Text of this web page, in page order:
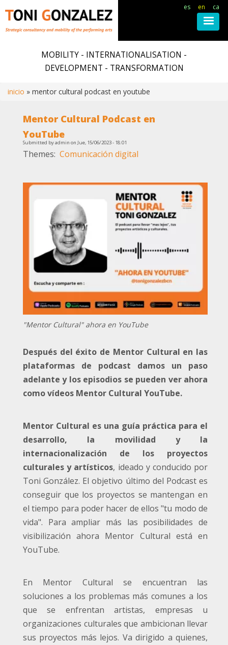
MOBILITY - INTERNATIONALISATION -
DEVELOPMENT - TRANSFORMATION
Breadcrumb
inicio mentor cultural podcast en youtube
es en ca
Mentor Cultural Podcast en
YouTube
Submitted byadmin on Jue, 15/06/2023 - 18:01
Themes Comunicación digital
"Mentor Cultural" ahora en YouTube
Después del éxito de Mentor Cultural en las
plataformas de podcast damos un paso
adelante y los episodios se pueden ver ahora
como vídeos Mentor Cultural YouTube.
Mentor Cultural es una guía práctica para el
desarrollo, la movilidad y la
internacionalización de los proyectos
culturales y artísticos, ideado y conducido por
Toni González. El objetivo último del Podcast es
conseguir que los proyectos se mantengan en
el tiempo para poder hacer de ellos "tu modo de
vida". Para ampliar más las posibilidades de
visibilización ahora Mentor Cultural está en
YouTube.
En Mentor Cultural se encuentran las
soluciones a los problemas más comunes a los
que se enfrentan artistas, empresas u
organizaciones culturales que ambicionan llevar
sus proyectos más lejos. Va dirigido a quienes,